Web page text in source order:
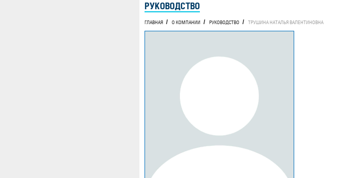
РУКОВОДСТВО
ГЛАВНАЯ О КОМПАНИИ РУКОВОДСТВО ТРУШИНА НАТАЛЬЯ ВАЛЕНТИНОВНА